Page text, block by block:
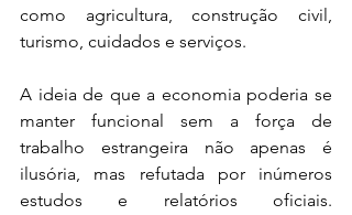
como agricultura, construção civil,
turismo, cuidados e serviços.
A ideia de que a economia poderia se
manter funcional sem a força de
trabalho estrangeira não apenas é
ilusória, mas refutada por inúmeros
estudos e relatórios oficiais.